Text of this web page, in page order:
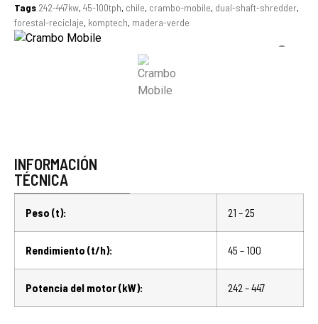
Tags 242-447kw, 45-100tph, chile, crambo-mobile, dual-shaft-shredder,
forestal-reciclaje, komptech, madera-verde
INFORMACIÓN
TÉCNICA
Peso (t): 21 – 25
Rendimiento (t/h): 45 – 100
Potencia del motor (kW): 242 – 447